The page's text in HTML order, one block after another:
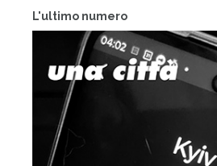
L'ultimo numero